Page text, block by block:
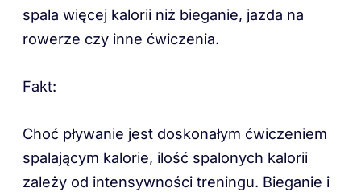
spala więcej kalorii niż bieganie, jazda na
rowerze czy inne ćwiczenia.
Fakt:
Choć pływanie jest doskonałym ćwiczeniem
spalającym kalorie, ilość spalonych kalorii
zależy od intensywności treningu. Bieganie i